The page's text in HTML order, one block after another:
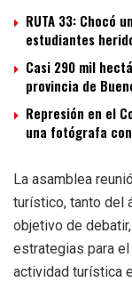
RUTA 33: Chocó
estudiantes
Casi 290 mil
provincia de
Represión en el
una fotógrafa
La asamblea
turístico, tanto del
objetivo de
estrategias para
actividad turística